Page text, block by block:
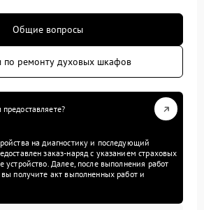
Общие вопросы
по ремонту духовых шкафов
на диагностику и последующий
заказ-наряд с указанием страховых
устройство. Далее, после выполнения работ
получите акт выполненных работ и